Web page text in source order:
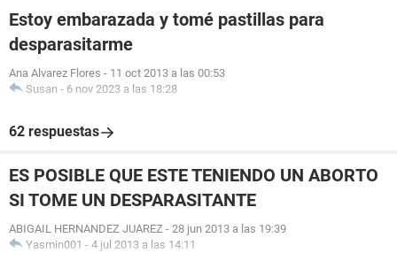
Estoy embarazada y tomé pastillas para
desparasitarme
Ana Alvarez Flores - 11 oct 2013 a las 00:53
Susan - 6 nov 2023 a las 18:28
62 respuestas
ES POSIBLE QUE ESTE TENIENDO UN ABORTO
SI TOME UN DESPARASITANTE
ABIGAIL HERNANDEZ JUAREZ - 28 jun 2013 a las 19:39
Yasmin001 - 4 jul 2013 a las 14:11